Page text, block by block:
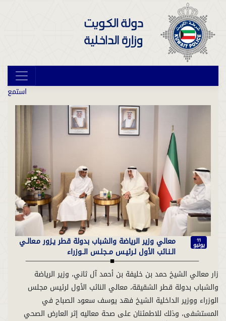
استمع
11
يونيو معالي وزير الرياضة والشباب بدولة قطر يـزور مـعالـي
الـنـائب الأول لـرئيـس مــجلـس الــوزراء
زار معالي الشيخ حمد بن خليفة بن أحمد آل ثاني، وزير الرياضة
والشباب بدولة قطر الشقيقة، معالي النائب الأول لرئيس مجلس
الوزراء ووزير الداخلية الشيخ فهد يوسف سعود الصباح في
المستشفى، وذلك للاطمئنان على صحة معاليه إثر العارض الصحي